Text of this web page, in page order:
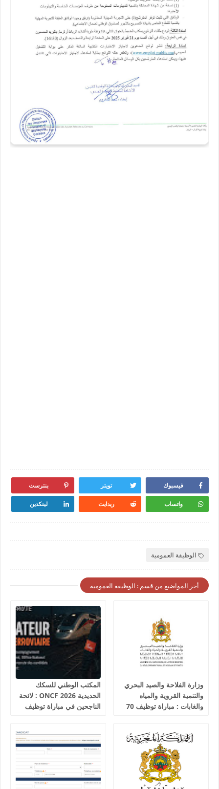
فيسبوك تويتر بنترست
واتساب ريدايت لينكدين
الوظيفة العمومية
أخر المواضيع من قسم : الوظيفة العمومية
وزارة الفلاحة والصيد البحري
والتنمية القروية والمياه
والغابات : مباراة توظيف 70
المكتب الوطني للسكك
الحديدية 2026 ONCF : لائحة
الناجحين في مباراة توظيف